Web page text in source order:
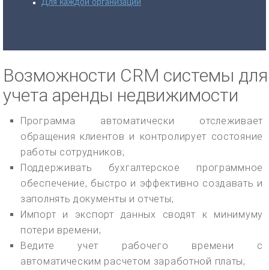
Для каждой организации
Возможности CRM системы для
учета аренды недвижимости
Программа автоматически отслеживает
обращения клиентов и контролирует состояние
работы сотрудников;
Поддерживать бухгалтерское программное
обеспечение, быстро и эффективно создавать и
заполнять документы и отчеты;
Импорт и экспорт данных сводят к минимуму
потери времени;
Ведите учет рабочего времени с
автоматическим расчетом заработной платы;